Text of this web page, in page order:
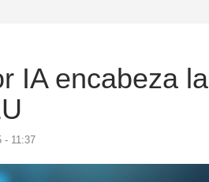
IA encabeza la
- 11:37